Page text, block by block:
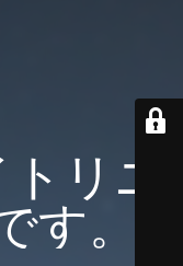
リニ
す。